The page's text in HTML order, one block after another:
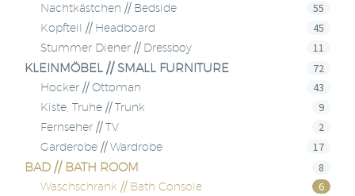
Nachtkästchen // Bedside 55
Kopfteil // Headboard 45
Stummer Diener // Dressboy 11
KLEINMÖBEL // SMALL FURNITURE 72
Hocker // Ottoman 43
Kiste, Truhe // Trunk 9
Fernseher // TV 2
Garderobe // Wardrobe 17
BAD // BATH ROOM 8
Waschschrank // Bath Console 6